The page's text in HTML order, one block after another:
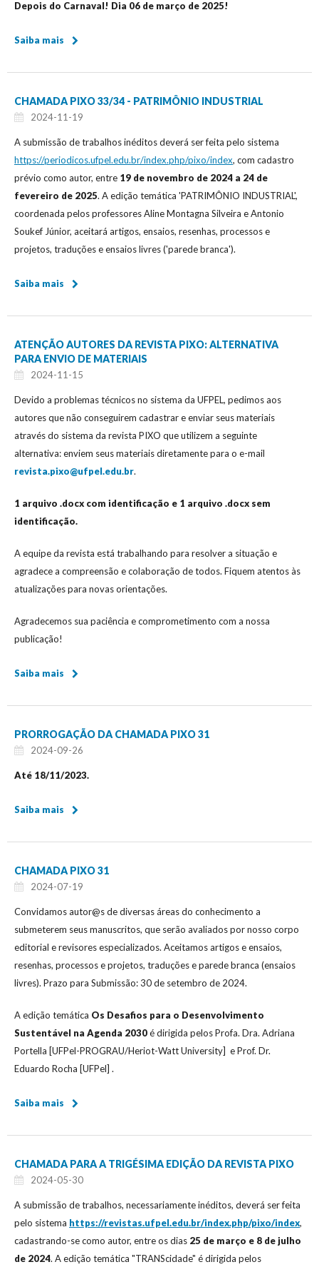
Depois do Carnaval! Dia 06 de março de 2025!
Saiba mais
CHAMADA PIXO 33/34 - PATRIMÔNIO INDUSTRIAL
2024-11-19
A submissão de trabalhos inéditos deverá ser feita pelo sistema
https://periodicos.ufpel.edu.br/index.php/pixo/index, com cadastro
prévio como autor, entre 19 de novembro de 2024 a 24 de
fevereiro de 2025. A edição temática 'PATRIMÔNIO INDUSTRIAL',
coordenada pelos professores Aline Montagna Silveira e Antonio
Soukef Júnior, aceitará artigos, ensaios, resenhas, processos e
projetos, traduções e ensaios livres ('parede branca').
Saiba mais
ATENÇÃO AUTORES DA REVISTA PIXO: ALTERNATIVA
PARA ENVIO DE MATERIAIS
2024-11-15
Devido a problemas técnicos no sistema da UFPEL, pedimos aos
autores que não conseguirem cadastrar e enviar seus materiais
através do sistema da revista PIXO que utilizem a seguinte
alternativa: enviem seus materiais diretamente para o e-mail
revista.pixo@ufpel.edu.br.
1 arquivo .docx com identificação e 1 arquivo .docx sem
identificação.
A equipe da revista está trabalhando para resolver a situação e
agradece a compreensão e colaboração de todos. Fiquem atentos às
atualizações para novas orientações.
Agradecemos sua paciência e comprometimento com a nossa
publicação!
Saiba mais
PRORROGAÇÃO DA CHAMADA PIXO 31
2024-09-26
Até 18/11/2023.
Saiba mais
CHAMADA PIXO 31
2024-07-19
Convidamos autor@s de diversas áreas do conhecimento a
submeterem seus manuscritos, que serão avaliados por nosso corpo
editorial e revisores especializados. Aceitamos artigos e ensaios,
resenhas, processos e projetos, traduções e parede branca (ensaios
livres). Prazo para Submissão: 30 de setembro de 2024.
A edição temática Os Desafios para o Desenvolvimento
Sustentável na Agenda 2030é dirigida pelos Profa. Dra. Adriana
Portella [UFPel-PROGRAU/Heriot-Watt University] e Prof. Dr.
Eduardo Rocha [UFPel] .
Saiba mais
CHAMADA PARA A TRIGÉSIMA EDIÇÃO DA REVISTA PIXO
2024-05-30
A submissão de trabalhos, necessariamente inéditos, deverá ser feita
pelo sistema https://revistas.ufpel.edu.br/index.php/pixo/index,
cadastrando-se como autor, entre os dias 25 de março e 8 de julho
de 2024. A edição temática "TRANScidade" é dirigida pelos